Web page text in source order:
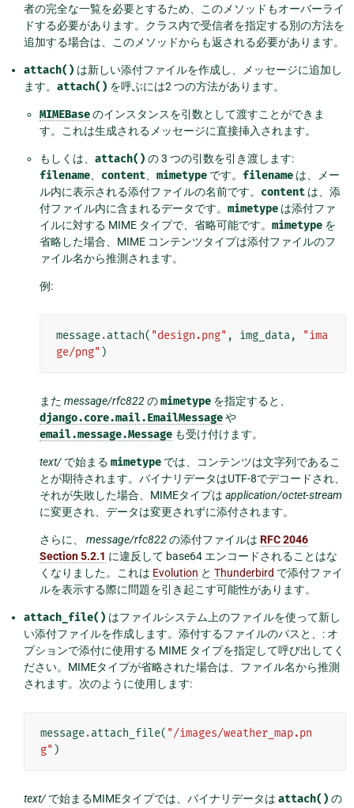
者の完全な一覧を必要とするため、このメソッドもオーバーライ
ドする必要があります。クラス内で受信者を指定する別の方法を
追加する場合は、このメソッドからも返される必要があります。
attach() は新しい添付ファイルを作成し、メッセージに追加し
ます。 attach() を呼ぶには2 つの方法があります。
MIMEBaseのインスタンスを引数として渡すことができま
す。これは生成されるメッセージに直接挿入されます。
もしくは、 attach() の 3 つの引数を引き渡します:
filename、 content、 mimetype です。 filename は、メー
ル内に表示される添付ファイルの名前です。 content は、添
付ファイル内に含まれるデータです。 mimetype は添付ファ
イルに対する MIME タイプで、省略可能です。 mimetype を
省略した場合、MIME コンテンツタイプは添付ファイルのフ
ァイル名から推測されます。
例:
message.attach( "design.png" , img_data,
"ima
ge/png" )
また message/rfc822のmimetype を指定すると、
django.core.mail.EmailMessageや
email.message.Message も受け付けます。
text/ で始まる mimetype では、コンテンツは文字列であるこ
とが期待されます。バイナリデータはUTF-8でデコードされ、
それが失敗した場合、MIMEタイプは application/octet-stream
に変更され、データは変更されずに添付されます。
さらに、 message/rfc822の添付ファイルは RFC 2046
Section 5.2.1 に違反して base64 エンコードされることはな
くなりました。これは Evolution と Thunderbird で添付ファイ
ルを表示する際に問題を引き起こす可能性があります。
attach_file() はファイルシステム上のファイルを使って新し
い添付ファイルを作成します。添付するファイルのパスと、: オ
プションで添付に使用する MIME タイプを指定して呼び出してく
ださい。MIMEタイプが省略された場合は、ファイル名から推測
されます。次のように使用します:
message.attach_file( "/images/weather_map.pn
g" )
text/ で始まるMIMEタイプでは、バイナリデータは attach() の